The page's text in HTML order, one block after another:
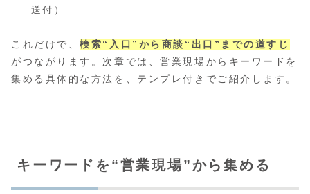
送付）
これだけで、検索“入口”から商談“出口”までの道すじ
がつながります。次章では、営業現場からキーワードを
集める具体的な方法を、テンプレ付きでご紹介します。
キーワードを“営業現場”から集める